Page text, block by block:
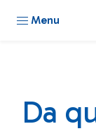
Menu
Da